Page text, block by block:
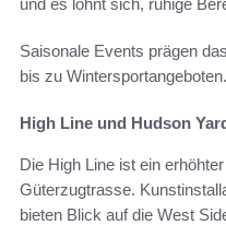
und es lohnt sich, ruhige
Saisonale Events prägen
bis zu Wintersportangeboten.
High Line und Hudson
Die High Line ist ein
Güterzugtrasse.
bieten Blick auf die West